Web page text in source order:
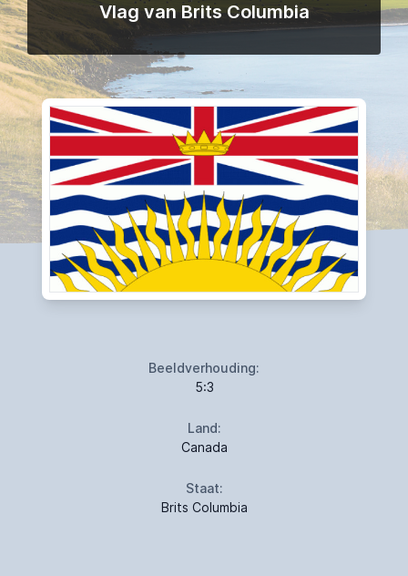
Vlag van Brits Columbia
Beeldverhouding:
5:3
Land:
Canada
Staat:
Brits Columbia